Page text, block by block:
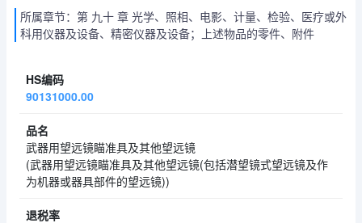
所属章节：第 九十 章 光学、照相、电影、计量、检验、医疗或外
科用仪器及设备、精密仪器及设备；上述物品的零件、附件
90131000.00
武器用望远镜瞄准具及其他望远镜
(武器用望远镜瞄准具及其他望远镜(包括潜望镜式望远镜及作
为机器或器具部件的望远镜))